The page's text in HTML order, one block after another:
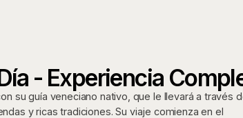
- Experiencia
su guía veneciano nativo, que le llevará a través
y ricas tradiciones. Su viaje comienza en el